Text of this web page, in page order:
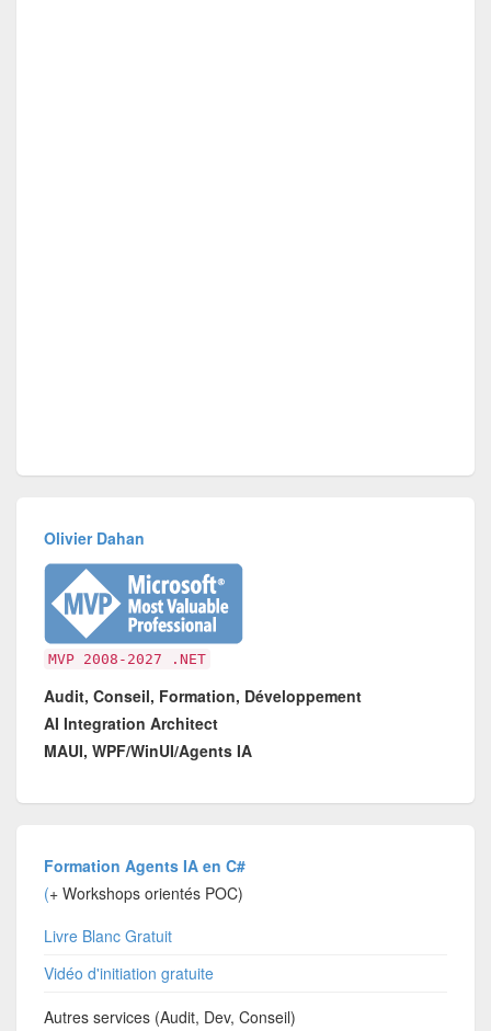
Olivier Dahan
MVP 2008-2027 .NET
Audit, Conseil, Formation, Développement
AI Integration Architect
MAUI, WPF/WinUI/Agents IA
Formation Agents IA en C#
(+ Workshops orientés POC)
Livre Blanc Gratuit
Vidéo d'initiation gratuite
Autres services (Audit, Dev, Conseil)